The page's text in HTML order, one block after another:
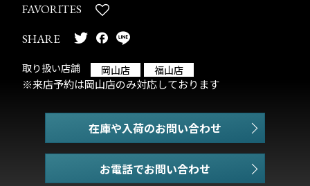
FAVORITES
SHARE
取り扱い店舗 岡山店 福山店
※来店予約は岡山店のみ対応しております
在庫や入荷のお問い合わせ
お電話でお問い合わせ